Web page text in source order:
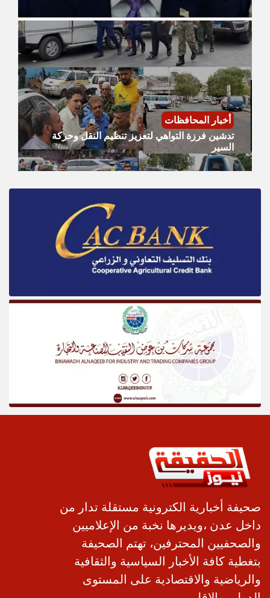
أخبار المحافظات
تدشين فرزة التواهي لتعزيز تنظيم النقل وحركة
السير
صحيفة أخبارية الكترونية مستقلة تدار من
داخل عدن ،ويديرها نخبة من الإعلاميين
والصحفيين المحترفين، تهتم الصحيفة
بتغطية كافة الأخبار السياسية والثقافية
والرياضية والاقتصادية على المستوى